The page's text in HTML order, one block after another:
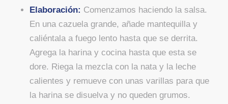
Elaboración: Comenzamos haciendo la salsa.
En una cazuela grande, añade mantequilla y
caliéntala a fuego lento hasta que se derrita.
Agrega la harina y cocina hasta que esta se
dore. Riega la mezcla con la nata y la leche
calientes y remueve con unas varillas para que
la harina se disuelva y no queden grumos.